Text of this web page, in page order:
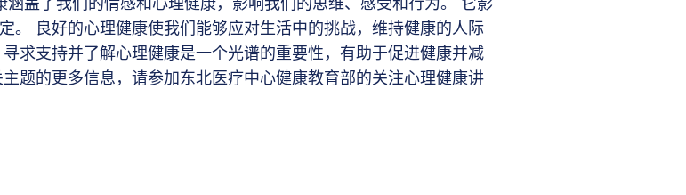
。 良好的心理健康使我们能够应对生活中的挑战，维持健康的人际
求支持并了解心理健康是一个光谱的重要性，有助于促进健康并减
题的更多信息，请参加东北医疗中心健康教育部的关注心理健康讲